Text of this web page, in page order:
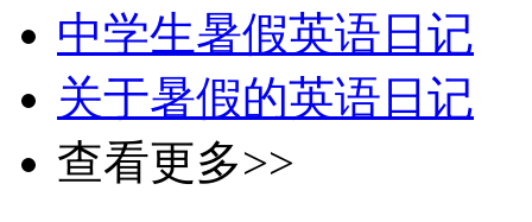
中学生暑假英语日记
关于暑假的英语日记
查看更多>>